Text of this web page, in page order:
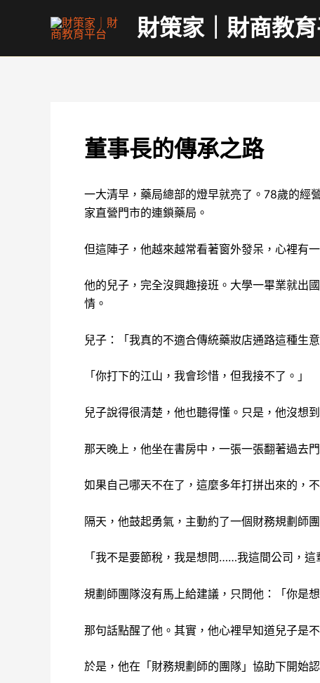
財策家｜財商教
董事長的傳承之路
一大清早，藥局總部的燈早就亮了。78歲的經
家直營門市的連鎖藥局。
但這陣子，他越來越常看著窗外發呆，心裡有
他的兒子，完全沒興趣接班。大學一畢業就出
情。
兒子：「我真的不適合傳統藥妝店通路這種生意
「你打下的江山，我會珍惜，但我接不了。」
兒子說得很清楚，他也聽得懂。只是，他沒想
那天晚上，他坐在書房中，一張一張翻著過去
如果自己哪天不在了，這麼多年打拼出來的，
隔天，他鼓起勇氣，主動約了一個財務規劃師團
「我不是要節稅，我是想問……我這間公司，
規劃師團隊沒有馬上給建議，只問他：「你是
那句話點醒了他。其實，他心裡早知道兒子是
於是，他在「財務規劃師的團隊」協助下開始